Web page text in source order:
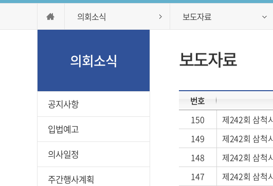
의회소식 보도자료
의회소식
공지사항
입법예고
의사일정
주간행사계획
보도자료
번호
150
제242회 삼척
149
제242회 삼척
148
제242회 삼척
147
제242회 삼척